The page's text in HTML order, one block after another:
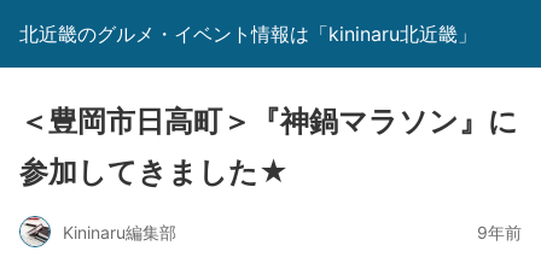
北近畿のグルメ・イベント情報は「kininaru北近畿」
＜豊岡市日高町＞『神鍋マラソン』に
参加してきました★
Kininaru編集部 9年前